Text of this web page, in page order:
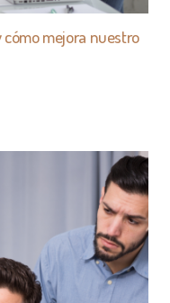
cómo mejora nuestro